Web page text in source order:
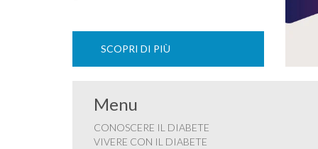
SCOPRI DI PIÙ
Menu
CONOSCERE IL DIABETE
VIVERE CON IL DIABETE